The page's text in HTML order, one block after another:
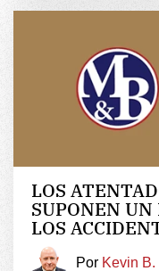
LOS
SUPONEN UN
LOS
Por Kevin